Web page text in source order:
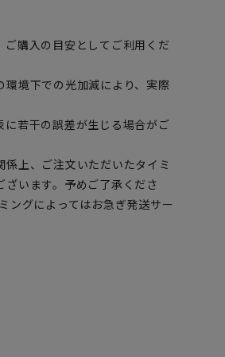
購入の目安としてご利用くだ
境下での光加減により、実際
若干の誤差が生じる場合がご
上、ご注文いただいたタイミ
います。予めご了承くださ
ングによってはお急ぎ発送サー